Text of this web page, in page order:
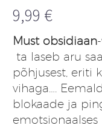
9,99 €
Must obsidiaan
ta laseb aru
põhjusest, eriti
vihaga….
blokaade ja
emotsionaalses